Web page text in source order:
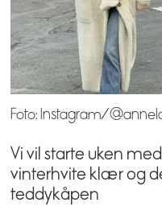
Foto: Instagram/
Vi vil starte uken
vinterhvite klær og
teddykåpen